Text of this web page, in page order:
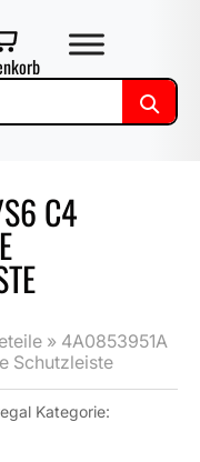
C4
F
» 4A0853951A
Schutzleiste
Kategorie: